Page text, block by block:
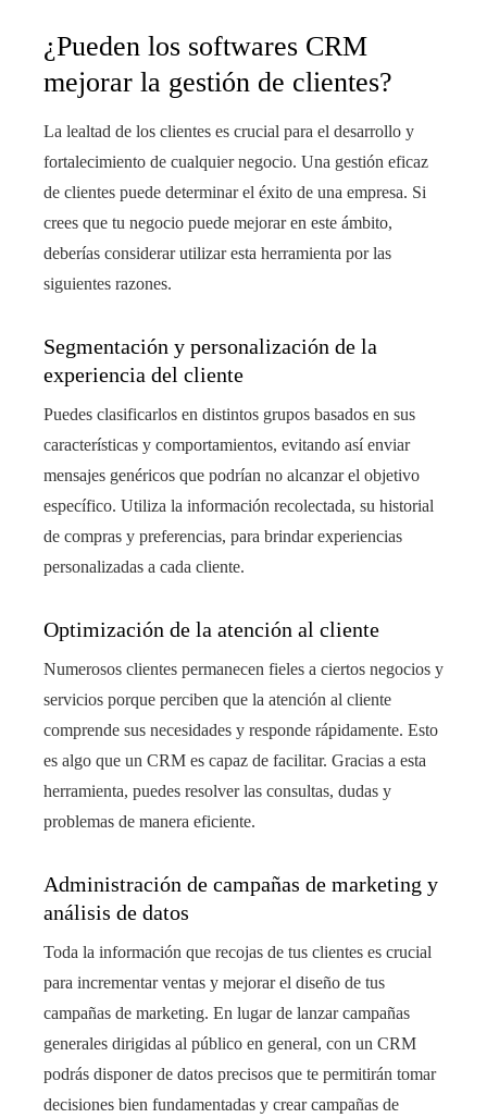
¿Pueden los softwares CRM
mejorar la gestión de clientes?
La lealtad de los clientes es crucial para el desarrollo y
fortalecimiento de cualquier negocio. Una gestión eficaz
de clientes puede determinar el éxito de una empresa. Si
crees que tu negocio puede mejorar en este ámbito,
deberías considerar utilizar esta herramienta por las
siguientes razones.
Segmentación y personalización de la
experiencia del cliente
Puedes clasificarlos en distintos grupos basados en sus
características y comportamientos, evitando así enviar
mensajes genéricos que podrían no alcanzar el objetivo
específico. Utiliza la información recolectada, su historial
de compras y preferencias, para brindar experiencias
personalizadas a cada cliente.
Optimización de la atención al cliente
Numerosos clientes permanecen fieles a ciertos negocios y
servicios porque perciben que la atención al cliente
comprende sus necesidades y responde rápidamente. Esto
es algo que un CRM es capaz de facilitar. Gracias a esta
herramienta, puedes resolver las consultas, dudas y
problemas de manera eficiente.
Administración de campañas de marketing y
análisis de datos
Toda la información que recojas de tus clientes es crucial
para incrementar ventas y mejorar el diseño de tus
campañas de marketing. En lugar de lanzar campañas
generales dirigidas al público en general, con un CRM
podrás disponer de datos precisos que te permitirán tomar
decisiones bien fundamentadas y crear campañas de